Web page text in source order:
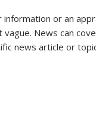
or an
News can
news article or